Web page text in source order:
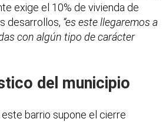
exige el 10% de vivienda de
desarrollos, “es este llegaremos a
con algún tipo de carácter
del municipio
barrio supone el cierre